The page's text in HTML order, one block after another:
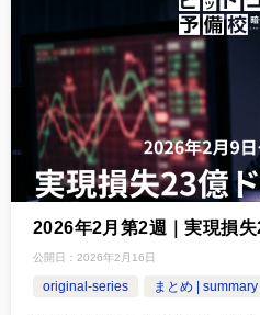
2026年2月第2週｜実現損
公開日： 2026年2月16日
original-series まとめ | summary